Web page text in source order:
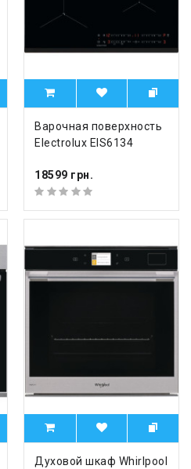
Варочная поверхность
Electrolux EIS6134
18599 грн.
Духовой шкаф Whirlpool